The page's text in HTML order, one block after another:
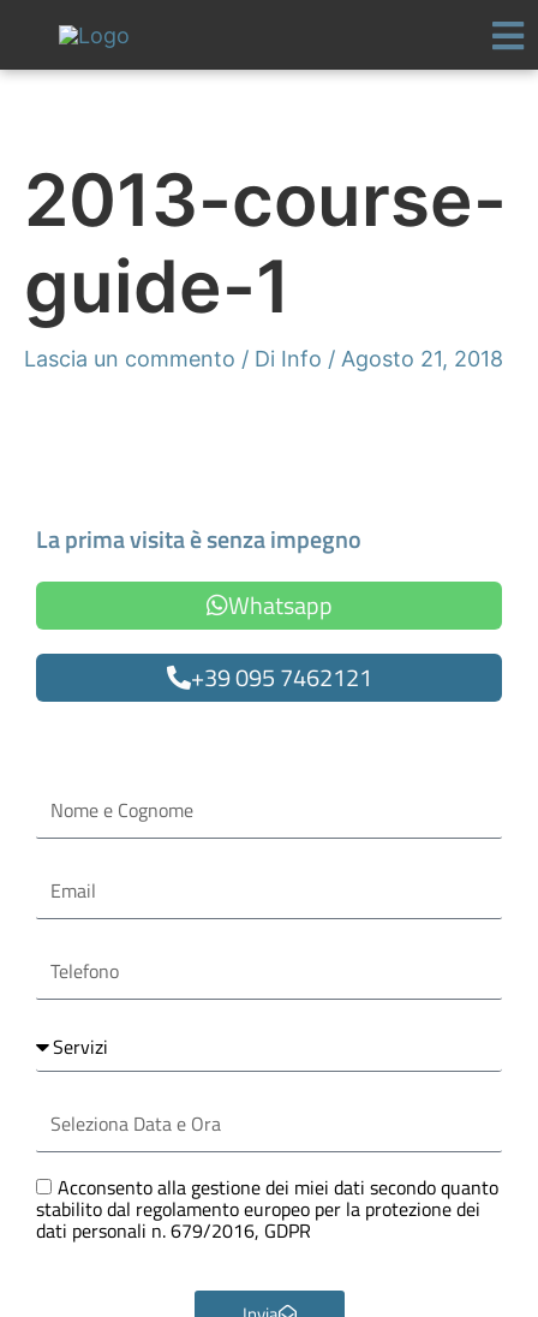
contenuto
2013-course-
guide-1
Lascia un commento / Di Info / Agosto 21, 2018
La prima visita è senza impegno
Whatsapp
+39 095 7462121
Cognome
Servizi
Data
e
GDPR
Acconsento alla gestione dei miei dati secondo quanto
stabilito dal regolamento europeo per la protezione dei
dati personali n. 679/2016, GDPR